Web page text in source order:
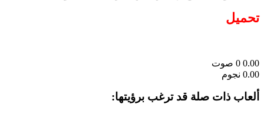
تحميل
0.00
0 صوت
0.00 نجوم
ألعاب ذات صلة قد ترغب برؤيتها: